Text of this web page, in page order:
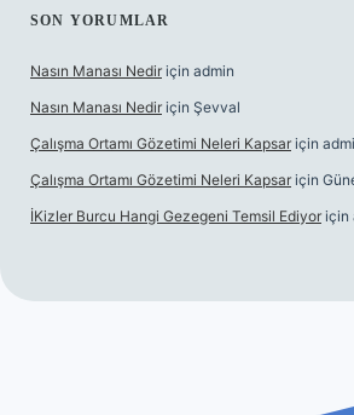
SON YORUMLAR
Nasın Manası Nedir için admin
Nasın Manası Nedir için Şevval
Çalışma Ortamı Gözetimi Neleri Kapsar için
Çalışma Ortamı Gözetimi Neleri Kapsar için
İKizler Burcu Hangi Gezegeni Temsil Ediyor için